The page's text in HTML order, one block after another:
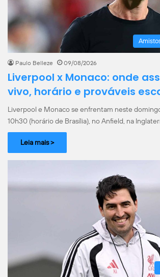
Paulo Belleze 09/08/2026
Liverpool x Monaco: onde
vivo, horário e prováveis
Liverpool e Monaco se enfrentam neste
10h30 (horário de Brasília), no Anfield, na
Leia mais >